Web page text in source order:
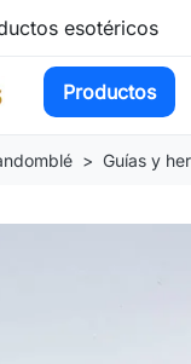
esotéricos
Productos
Guías y